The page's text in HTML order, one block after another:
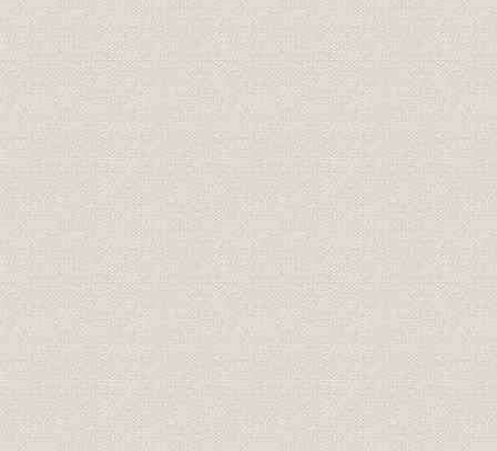
株式 株価の推移 昭和25年
組織 現行機構図 昭和62年4
事業所 事業所一覧 昭和62年4
事業所 工場変遷図 明治40年
事業所 工場別キルン変遷図 昭和23年4
事業所 工場・石灰石事業所概要 昭和62年3